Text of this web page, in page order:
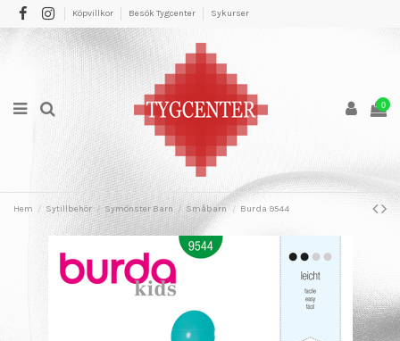
Köpvillkor Besök Tygcenter Sykurser
0
Hem Sytillbehör Symönster Barn Småbarn Burda 9544